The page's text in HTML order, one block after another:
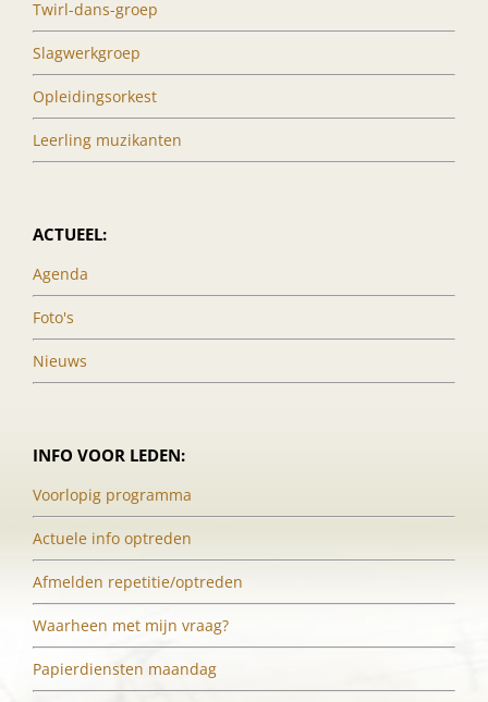
Twirl-dans-groep
Slagwerkgroep
Opleidingsorkest
Leerling muzikanten
ACTUEEL:
Agenda
Foto's
Nieuws
INFO VOOR LEDEN:
Voorlopig programma
Actuele info optreden
Afmelden repetitie/optreden
Waarheen met mijn vraag?
Papierdiensten maandag